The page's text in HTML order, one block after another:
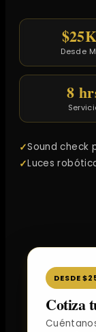
Desde
8
Sound check
Luces
DESDE
Cotiza